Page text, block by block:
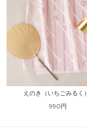
えのき（いちごみるく）
990円